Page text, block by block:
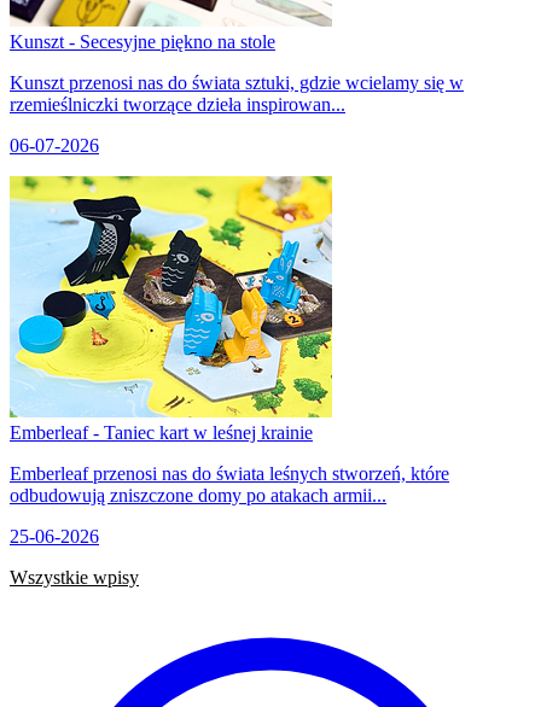
Kunszt - Secesyjne piękno na stole
Kunszt przenosi nas do świata sztuki, gdzie wcielamy się w
rzemieślniczki tworzące dzieła inspirowan...
06-07-2026
Emberleaf - Taniec kart w leśnej krainie
Emberleaf przenosi nas do świata leśnych stworzeń, które
odbudowują zniszczone domy po atakach armii...
25-06-2026
Wszystkie wpisy